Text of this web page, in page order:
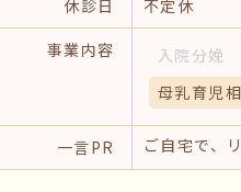
休診日
不定休
事業内容
入院分娩
母乳育児
一言PR ご自宅で、